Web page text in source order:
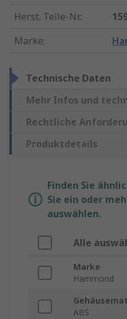
Herst. Teile-Nr.:
Marke:
Technische Daten
Mehr Infos und
Rechtliche
Produktdetails
Finden Sie
Sie ein oder
auswählen.
Alle
Marke
Hammond
ABS